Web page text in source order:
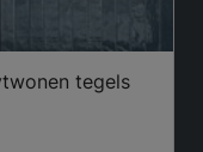
tegels